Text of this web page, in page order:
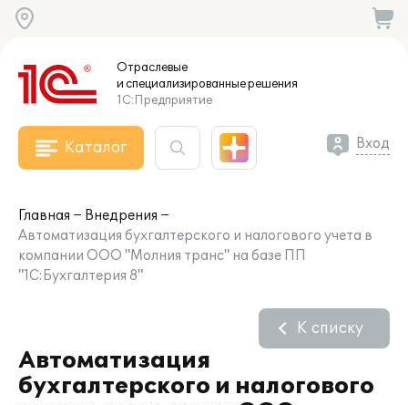
Отраслевые
и специализированныерешения
1С:Предприятие
Каталог Вход
Главная
Внедрения
Автоматизация бухгалтерского и налогового учета в
компании ООО "Молния транс" на базе ПП
"1С:Бухгалтерия 8"
Автоматизация
бухгалтерского и налогового
К списку